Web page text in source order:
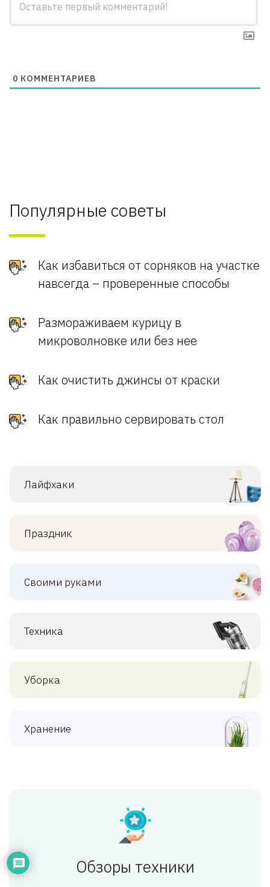
0 КОММЕНТАРИЕВ
Популярные советы
Как избавиться от сорняков на участке
навсегда – проверенные способы
Размораживаем курицу в
микроволновке или без нее
Как очистить джинсы от краски
Как правильно сервировать стол
Лайфхаки
Праздник
Своими руками
Техника
Уборка
Хранение
Обзоры техники